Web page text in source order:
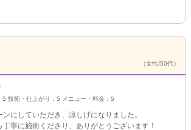
（女性/50代）
5 技術・仕上がり： 5 メニュー・料金： 5
にしていただき、涼しげになりました。
寧に施術くださり、ありがとうございます！